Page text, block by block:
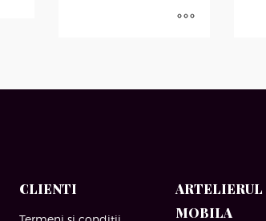
CLIENTI
ARTELIERUL
MOBILA